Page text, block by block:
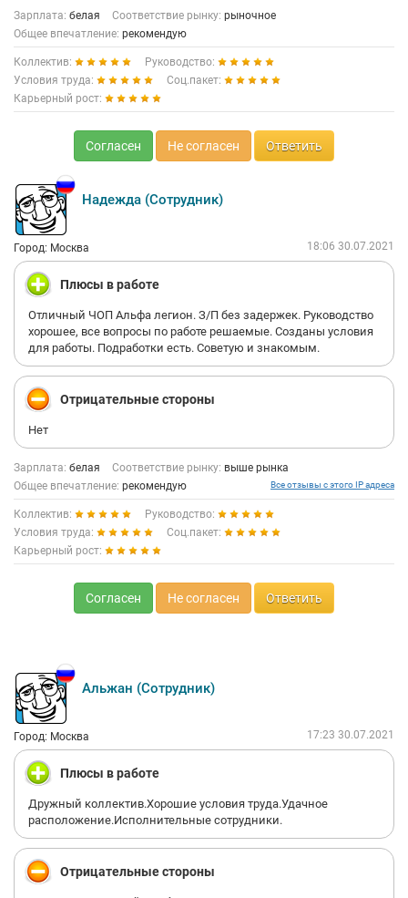
Зарплата: белая Соответствие рынку: рыночное
Общее впечатление: рекомендую
Коллектив:
Руководство:
Условия труда:
Соц.пакет:
Карьерный рост:
Согласен Не согласен Ответить
Надежда (Сотрудник)
Город: Москва 18:06 30.07.2021
Плюсы в работе
Отличный ЧОП Альфа легион. З/П без задержек. Руководство
хорошее, все вопросы по работе решаемые. Созданы условия
для работы. Подработки есть. Советую и знакомым.
Отрицательные стороны
Нет
Зарплата: белая Соответствие рынку: выше рынка
Общее впечатление: рекомендую Все отзывы с этого IP адреса
Коллектив:
Руководство:
Условия труда:
Соц.пакет:
Карьерный рост:
Согласен Не согласен Ответить
Альжан (Сотрудник)
Город: Москва 17:23 30.07.2021
Плюсы в работе
Дружный коллектив.Хорошие условия труда.Удачное
расположение.Исполнительные сотрудники.
Отрицательные стороны